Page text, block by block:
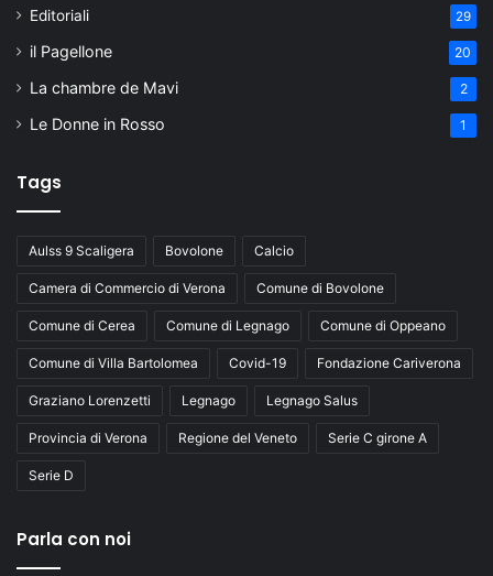
Editoriali 29
il Pagellone 20
La chambre de Mavi 2
Le Donne in Rosso 1
Tags
Aulss 9 Scaligera Bovolone Calcio
Camera di Commercio di Verona Comune di Bovolone
Comune di Cerea Comune di Legnago Comune di Oppeano
Comune di Villa Bartolomea Covid-19 Fondazione Cariverona
Graziano Lorenzetti Legnago Legnago Salus
Provincia di Verona Regione del Veneto Serie C girone A
Serie D
Parla con noi